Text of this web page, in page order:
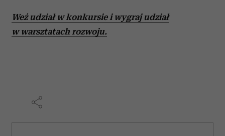
Weź udział w konkursie i wygraj udział
w warsztatach rozwoju.